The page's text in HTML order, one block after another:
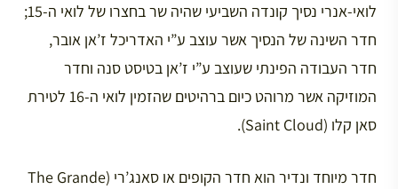
לואי-אנרי נסיך קונדה השביעי שהיה שר בחצרו של לואי ה-15;
חדר השינה של הנסיך אשר עוצב ע”י האדריכל ז’אן אובר,
חדר העבודה הפינתי שעוצב ע”י ז’אן בטיסט סנה וחדר
המוזיקה אשר מרוהט כיום ברהיטים שהזמין לואי ה-16 לטירת
סאן קלו (Saint Cloud).
חדר מיוחד ונדיר הוא חדר הקופים או סאנג’רי (The Grande